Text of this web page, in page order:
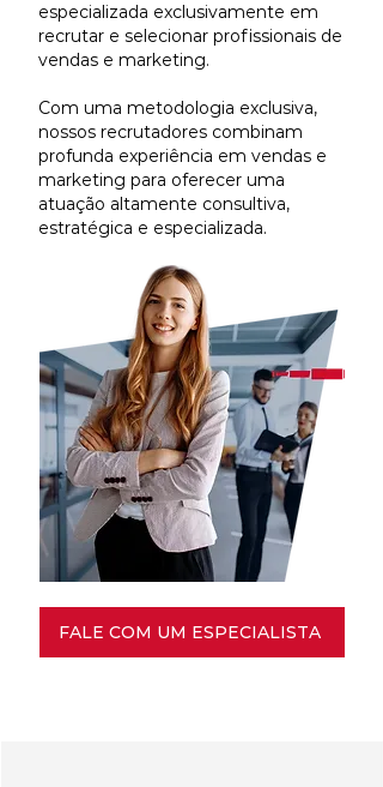
especializada exclusivamente em
recrutar e selecionar profissionais de
vendas e marketing.
Com uma metodologia exclusiva,
nossos recrutadores combinam
profunda experiência em vendas e
marketing para oferecer uma
atuação altamente consultiva,
estratégica e especializada.
FALE COM UM ESPECIALISTA